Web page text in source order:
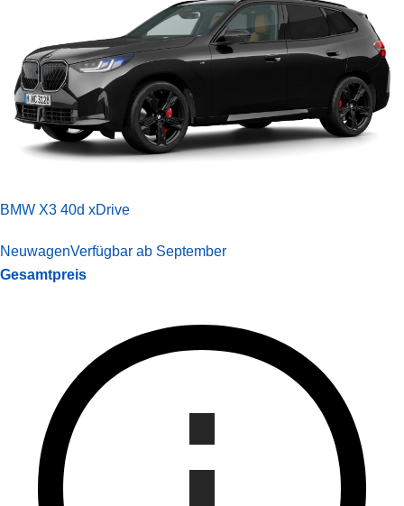
BMW X3 40d xDrive
NeuwagenVerfügbar ab September
Gesamtpreis